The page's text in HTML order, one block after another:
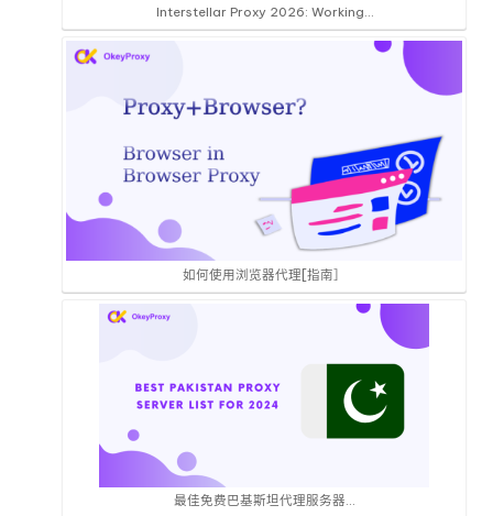
Interstellar Proxy 2026: Working…
如何使用浏览器代理[指南］
最佳免费巴基斯坦代理服务器...